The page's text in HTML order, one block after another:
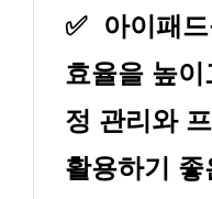
✅
아이패
효율을 높
정 관리와
활용하기